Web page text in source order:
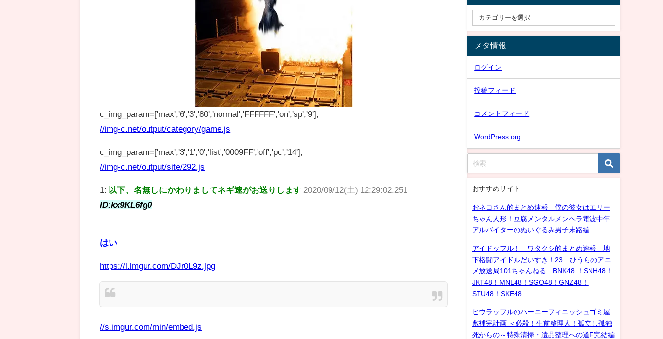
c_img_param=['max','6','3','80','normal','FFFFFF','on','sp','9'];
//img-c.net/output/category/game.js
c_img_param=['max','3','1','0','list','0009FF','off','pc','14'];
//img-c.net/output/site/292.js
1: 以下、名無しにかわりましてネギ速がお送りします 2020/09/12(土) 12:29:02.251
ID:kx9KL6fg0
はい
https://i.imgur.com/DJr0L9z.jpg
//s.imgur.com/min/embed.js
メタ情報
ログイン
投稿フィード
コメントフィード
WordPress.org
おすすめサイト
おネコさん的まとめ速報 僕の彼女はエリー
ちゃん人形！豆腐メンタルメンヘラ電波中年
アルバイターのぬいぐるみ男子末路編
アイドッフル！ ワタクシ的まとめ速報 地
下格闘アイドルだいすき！23 ひうらのアニ
メ放送局101ちゃんねる BNK48 ！SNH48！
JKT48！MNL48！SGO48！GNZ48！
STU48！SKE48
ヒウラッフルのハーニーフィニッシュゴミ屋
敷補完計画 ＜必殺！生前整理人！孤立し孤独
死からの～特殊清掃・遺品整理への道F完結編